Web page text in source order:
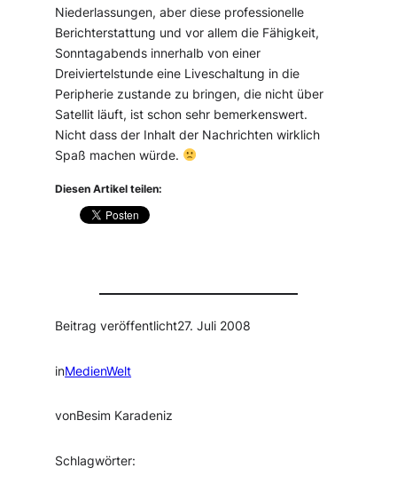
Niederlassungen, aber diese professionelle
Berichterstattung und vor allem die Fähigkeit,
Sonntagabends innerhalb von einer
Dreiviertelstunde eine Liveschaltung in die
Peripherie zustande zu bringen, die nicht über
Satellit läuft, ist schon sehr bemerkenswert.
Nicht dass der Inhalt der Nachrichten wirklich
Spaß machen würde.
Diesen Artikel teilen:
Beitrag veröffentlicht27. Juli 2008
inMedienWelt
vonBesim Karadeniz
Schlagwörter: